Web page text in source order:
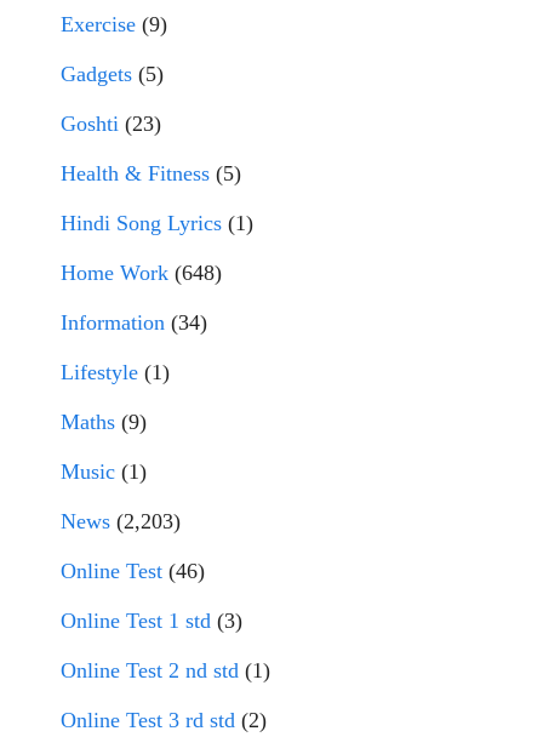
Exercise (9)
Gadgets (5)
Goshti (23)
Health & Fitness (5)
Hindi Song Lyrics (1)
Home Work (648)
Information (34)
Lifestyle (1)
Maths (9)
Music (1)
News (2,203)
Online Test (46)
Online Test 1 std (3)
Online Test 2 nd std (1)
Online Test 3 rd std (2)